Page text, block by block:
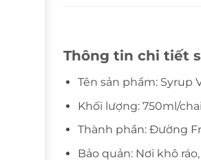
Thông tin chi tiết
Tên sản phẩm: Syrup
Khối lượng: 750ml/chai
Thành phần: Đường
Bảo quản: Nơi khô